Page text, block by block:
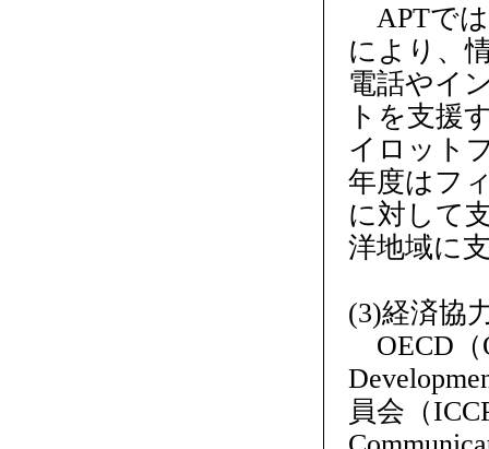
APTでは
により、
電話やイ
トを支援
イロット
年度はフ
に対して
洋地域に
(3)経済協
OECD（
員会（